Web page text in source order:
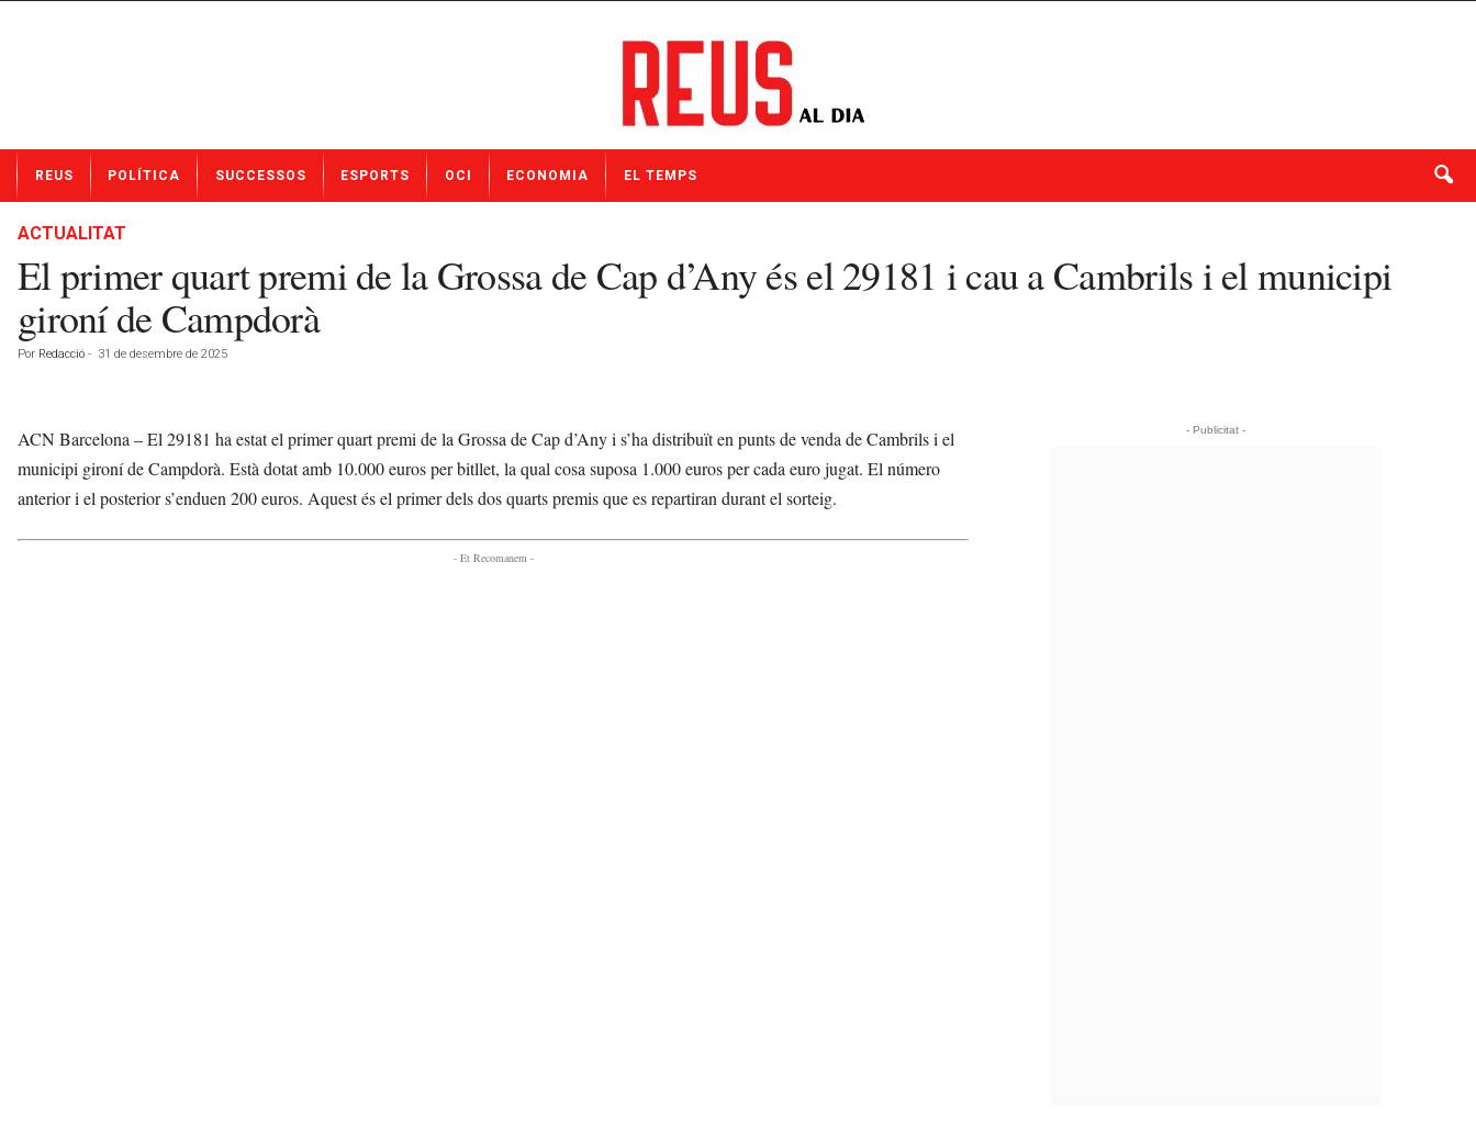
t
REUS POLÍTICA SUCCESSOS ESPORTS OCI ECONOMIA EL TEMPS
ACTUALITAT
El primer quart premi de la Grossa de Cap d’Any és el 29181 i cau a Cambrils i el municipi
gironí de Campdorà
Por Redacció - 31 de desembre de 2025
ACN Barcelona – El 29181 ha estat el primer quart premi de la Grossa de Cap d’Any i s’ha distribuït en punts de venda de Cambrils i el
municipi gironí de Campdorà. Està dotat amb 10.000 euros per bitllet, la qual cosa suposa 1.000 euros per cada euro jugat. El número
anterior i el posterior s’enduen 200 euros. Aquest és el primer dels dos quarts premis que es repartiran durant el sorteig.
- Et Recomanem -
- Publicitat -